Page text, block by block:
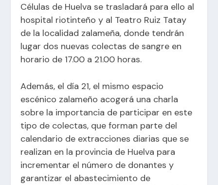
Células de Huelva se trasladará para ello al
hospital riotinteño y al Teatro Ruiz Tatay
de la localidad zalameña, donde tendrán
lugar dos nuevas colectas de sangre en
horario de 17.00 a 21.00 horas.
Además, el día 21, el mismo espacio
escénico zalameño acogerá una charla
sobre la importancia de participar en este
tipo de colectas, que forman parte del
calendario de extracciones diarias que se
realizan en la provincia de Huelva para
incrementar el número de donantes y
garantizar el abastecimiento de